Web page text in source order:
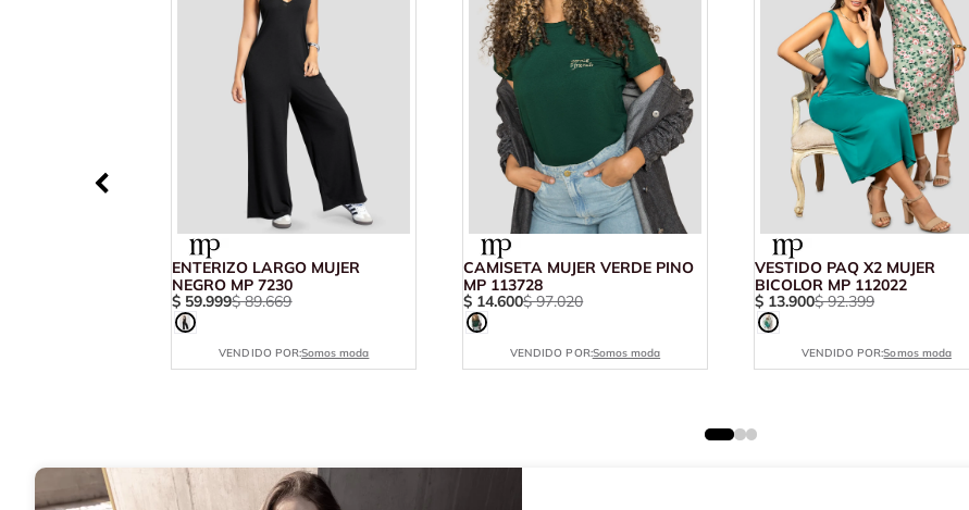
ENTERIZO LARGO MUJER
NEGRO MP 7230
$ 59.999$ 89.669
VENDIDO POR:Somos moda
CAMISETA MUJER VERDE PINO
MP 113728
$ 14.600$ 97.020
VENDIDO POR:Somos moda
VESTIDO PAQ X2 MUJER
BICOLOR MP 112022
$ 13.900$ 92.399
VENDIDO POR:Somos moda